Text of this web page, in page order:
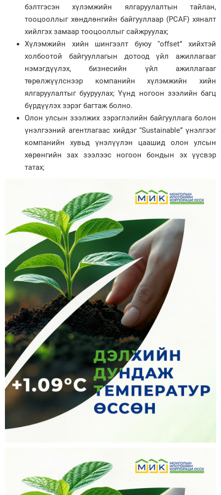
бэлтгэсэн хүлэмжийн ялгаруулалтын тайлан,
тооцооллыг хөндлөнгийн байгууллаар (PCAF) хяналт
хийлгэх замаар тооцооллыг сайжруулах;
Хүлэмжийн хийн шингээлт буюу “offset” хийхтэй
холбоотой байгууллагын дотоод үйл ажиллагааг
нэмэгдүүлэх, бизнесийн үйл ажиллагааг
төрөлжүүлснээр компанийн хүлэмжийн хийн
ялгаруулалтыг бууруулах; Үүнд ногоон зээлийн багц
бүрдүүлэх зэрэг багтаж болно.
Олон улсын зээлжих зэрэглэлийн байгууллага болон
үнэлгээний агентлагаас хийдэг “Sustainable” үнэлгээг
компанийн хувьд үнэлүүлэн цаашид олон улсын
хөрөнгийн зах зээлээс ногоон бондын эх үүсвэр
татах;